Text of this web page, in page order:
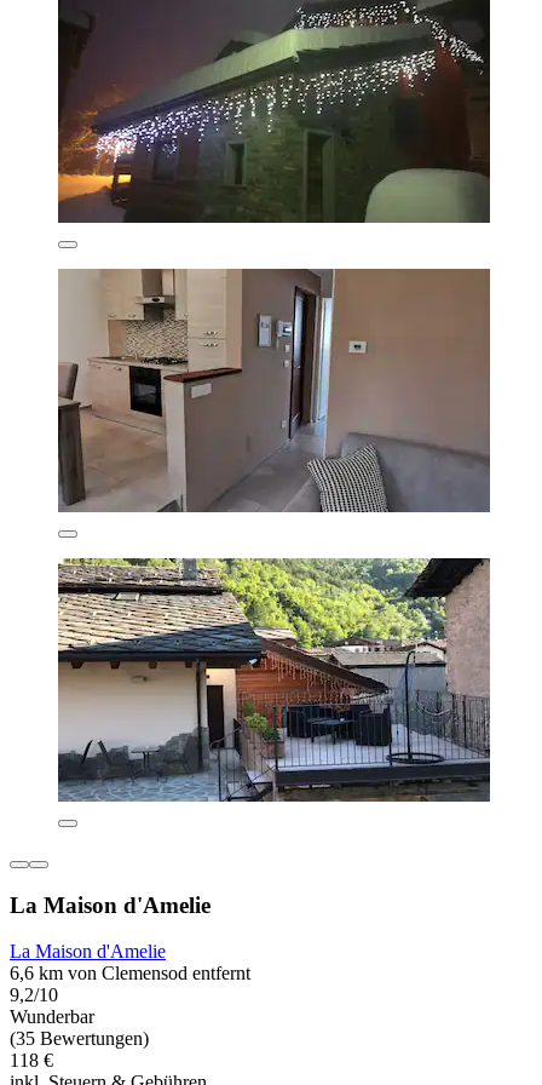
La Maison d'Amelie
La Maison d'Amelie
6,6 km von Clemensod entfernt
9,2/10
Wunderbar
(35 Bewertungen)
118 €